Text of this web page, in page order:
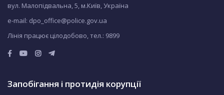
вул. Малопідвальна, 5, м.Київ, Україна
e-mail: dpo_office@police.gov.ua
Лінія працює цілодобово, тел.: 9899
Запобігання і протидія корупції